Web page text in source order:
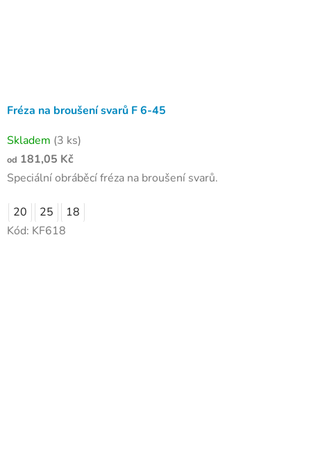
Fréza na broušení svarů F 6-45
Skladem (3 ks)
od 181,05 Kč
Speciální obráběcí fréza na broušení svarů.
20 25
18
Kód: KF618